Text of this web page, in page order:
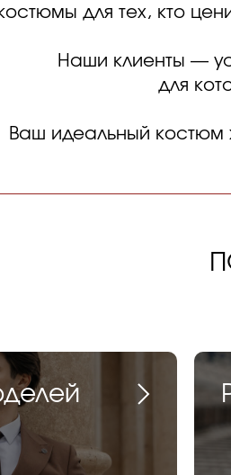
для тех, кто
Наши клиенты —
для
Ваш идеальный костюм